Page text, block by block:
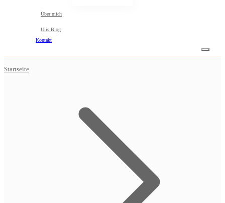
Über mich
Ulis Blog
Kontakt
Startseite